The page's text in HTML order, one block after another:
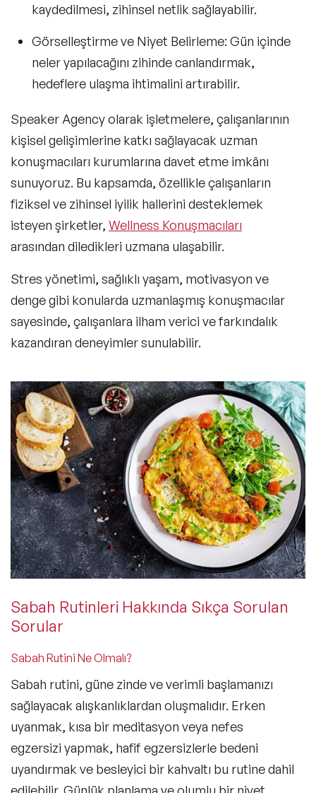
kaydedilmesi, zihinsel netlik sağlayabilir.
Görselleştirme ve Niyet Belirleme: Gün içinde
neler yapılacağını zihinde canlandırmak,
hedeflere ulaşma ihtimalini artırabilir.
Speaker Agency olarak işletmelere, çalışanlarının
kişisel gelişimlerine katkı sağlayacak uzman
konuşmacıları kurumlarına davet etme imkânı
sunuyoruz. Bu kapsamda, özellikle çalışanların
fiziksel ve zihinsel iyilik hallerini desteklemek
isteyen şirketler, Wellness Konuşmacıları
arasından diledikleri uzmana ulaşabilir.
Stres yönetimi, sağlıklı yaşam, motivasyon ve
denge gibi konularda uzmanlaşmış konuşmacılar
sayesinde, çalışanlara ilham verici ve farkındalık
kazandıran deneyimler sunulabilir.
Sabah Rutinleri Hakkında Sıkça Sorulan
Sorular
Sabah Rutini Ne Olmalı?
Sabah rutini, güne zinde ve verimli başlamanızı
sağlayacak alışkanlıklardan oluşmalıdır. Erken
uyanmak, kısa bir meditasyon veya nefes
egzersizi yapmak, hafif egzersizlerle bedeni
uyandırmak ve besleyici bir kahvaltı bu rutine dahil